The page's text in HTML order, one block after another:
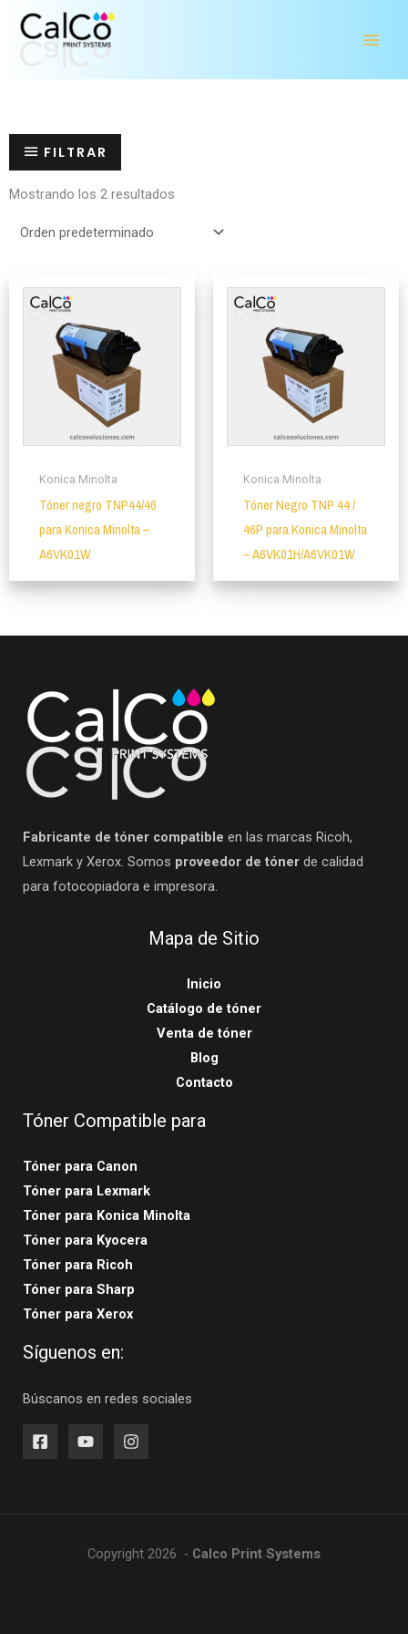
FILTRAR
Mostrando los 2 resultados
Konica Minolta
Tóner negro TNP44/46
para Konica Minolta –
A6VK01W
Konica Minolta
Tóner Negro TNP 44 /
46P para Konica Minolta
– A6VK01H/A6VK01W
Fabricante de tóner compatible en las marcas Ricoh,
Lexmark y Xerox. Somos proveedor de tóner de calidad
para fotocopiadora e impresora.
Mapa de Sitio
Inicio
Catálogo de tóner
Venta de tóner
Blog
Contacto
Tóner Compatible para
Tóner para Canon
Tóner para Lexmark
Tóner para Konica Minolta
Tóner para Kyocera
Tóner para Ricoh
Tóner para Sharp
Tóner para Xerox
Síguenos en:
Búscanos en redes sociales
Copyright 2026 - Calco Print Systems